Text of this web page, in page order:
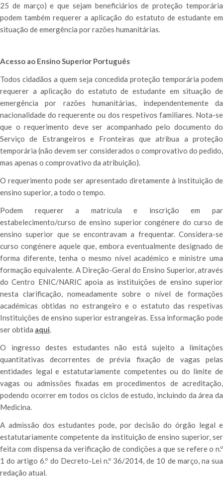
25 de março) e que sejam beneficiários de proteção temporária
podem também requerer a aplicação do estatuto de estudante em
situação de emergência por razões humanitárias.
Acesso ao Ensino Superior Português
Todos cidadãos a quem seja concedida proteção temporária podem
requerer a aplicação do estatuto de estudante em situação de
emergência por razões humanitárias, independentemente da
nacionalidade do requerente ou dos respetivos familiares. Nota-se
que o requerimento deve ser acompanhado pelo documento do
Serviço de Estrangeiros e Fronteiras que atribua a proteção
temporária (não devem ser considerados o comprovativo do pedido,
mas apenas o comprovativo da atribuição).
O requerimento pode ser apresentado diretamente à instituição de
ensino superior, a todo o tempo.
Podem requerer a matrícula e inscrição em par
estabelecimento/curso de ensino superior congénere do curso de
ensino superior que se encontravam a frequentar. Considera-se
curso congénere aquele que, embora eventualmente designado de
forma diferente, tenha o mesmo nível académico e ministre uma
formação equivalente. A Direção-Geral do Ensino Superior, através
do Centro ENIC/NARIC apoia as instituições de ensino superior
nesta clarificação, nomeadamente sobre o nível de formações
académicas obtidas no estrangeiro e o estatuto das respetivas
Instituições de ensino superior estrangeiras. Essa informação pode
ser obtida aqui.
O ingresso destes estudantes não está sujeito a limitações
quantitativas decorrentes de prévia fixação de vagas pelas
entidades legal e estatutariamente competentes ou do limite de
vagas ou admissões fixadas em procedimentos de acreditação,
podendo ocorrer em todos os ciclos de estudo, incluindo da área da
Medicina.
A admissão dos estudantes pode, por decisão do órgão legal e
estatutariamente competente da instituição de ensino superior, ser
feita com dispensa da verificação de condições a que se refere o n.º
1 do artigo 6.º do Decreto-Lei n.º 36/2014, de 10 de março, na sua
redação atual.